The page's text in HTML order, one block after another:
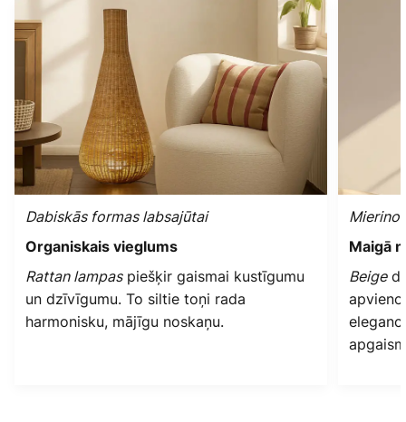
Dabiskās formas labsajūtai
Organiskais vieglums
Rattan lampaspiešķir gaismai kustīgumu
un dzīvīgumu. To siltie toņi rada
harmonisku, mājīgu noskaņu.
Maigā
Beige